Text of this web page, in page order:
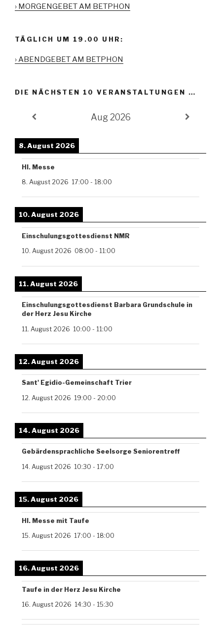
› MORGENGEBET AM BETPHON
TÄGLICH UM 19.00 UHR:
› ABENDGEBET AM BETPHON
DIE NÄCHSTEN 10 VERANSTALTUNGEN …
Aug 2026
8. August 2026
Hl. Messe
8. August 2026 17:00 - 18:00
10. August 2026
Einschulungsgottesdienst NMR
10. August 2026 08:00 - 11:00
11. August 2026
Einschulungsgottesdienst Barbara Grundschule in
der Herz Jesu Kirche
11. August 2026 10:00 - 11:00
12. August 2026
Sant' Egidio-Gemeinschaft Trier
12. August 2026 19:00 - 20:00
14. August 2026
Gebärdensprachliche Seelsorge Seniorentreff
14. August 2026 10:30 - 17:00
15. August 2026
Hl. Messe mit Taufe
15. August 2026 17:00 - 18:00
16. August 2026
Taufe in der Herz Jesu Kirche
16. August 2026 14:30 - 15:30